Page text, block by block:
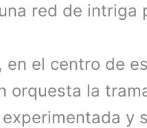
red de intriga
en el centro de
orquesta la
y